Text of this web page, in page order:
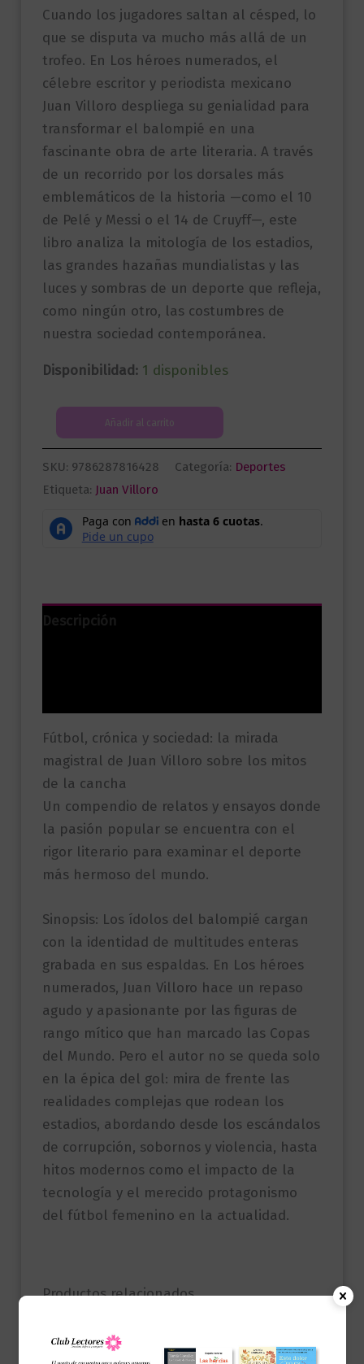
Cuando los jugadores saltan al césped, lo
que se disputa va mucho más allá de un
trofeo. En Los héroes numerados, el
célebre escritor y periodista mexicano
Juan Villoro despliega su genialidad para
transformar el balompié en una
fascinante obra de arte literaria. A través
de un recorrido por los dorsales más
emblemáticos de la historia —como el 10
de Pelé y Messi o el 14 de Cruyff—, este
libro analiza la mitología de los estadios,
las grandes hazañas mundialistas y las
luces y sombras de un deporte que refleja,
como ningún otro, las costumbres de
nuestra sociedad contemporánea.
Disponibilidad: 1 disponibles
héroes
numerados
cantidad
Añadir al carrito
SKU: 9786287816428 Categoría: Deportes
Etiqueta: Juan Villoro
Descripción
Fútbol, crónica y sociedad: la mirada
magistral de Juan Villoro sobre los mitos
de la cancha
Un compendio de relatos y ensayos donde
la pasión popular se encuentra con el
rigor literario para examinar el deporte
más hermoso del mundo.
Sinopsis: Los ídolos del balompié cargan
con la identidad de multitudes enteras
grabada en sus espaldas. En Los héroes
numerados, Juan Villoro hace un repaso
agudo y apasionante por las figuras de
rango mítico que han marcado las Copas
del Mundo. Pero el autor no se queda solo
en la épica del gol: mira de frente las
realidades complejas que rodean los
estadios, abordando desde los escándalos
de corrupción, sobornos y violencia, hasta
hitos modernos como el impacto de la
tecnología y el merecido protagonismo
del fútbol femenino en la actualidad.
Productos relacionados